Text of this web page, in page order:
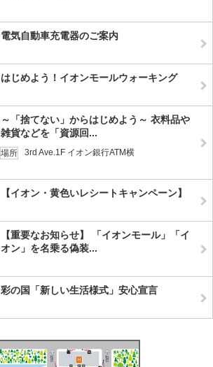
電気自動車充電器のご案内
はじめよう！イオンモールウォーキング
～「捨てない」からはじめよう～ 衣料品や
雑貨などを「資源回...
場所 3rd Ave.1F イオン銀行ATM横
【イオン・黄色いレシートキャンペーン】
【重要なお知らせ】 「イオンモール」「イ
オン」を名乗る偽装...
彩の国「新しい生活様式」安心宣言